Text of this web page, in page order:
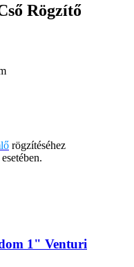
Rögzítő
rögzítéséhez
esetében.
1" Venturi